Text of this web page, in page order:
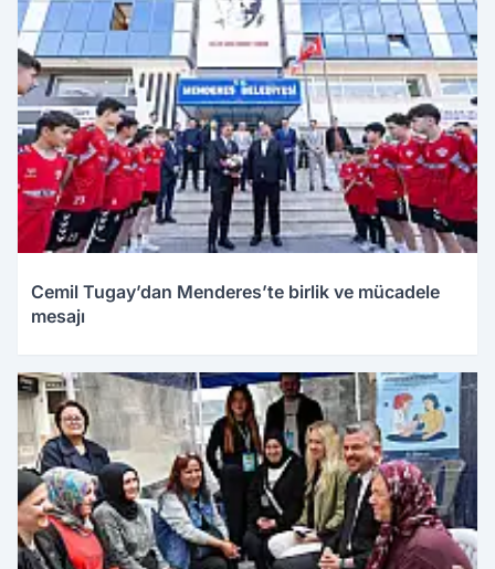
Cemil Tugay’dan Menderes’te birlik ve mücadele
mesajı